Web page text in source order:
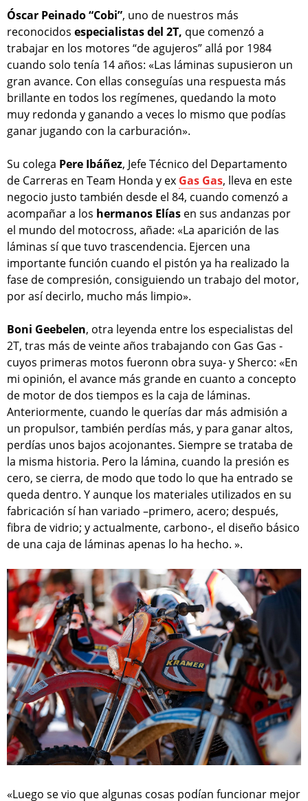
Óscar Peinado “Cobi”, uno de nuestros más
reconocidos especialistas del 2T, que comenzó a
trabajar en los motores “de agujeros” allá por 1984
cuando solo tenía 14 años: «Las láminas supusieron un
gran avance. Con ellas conseguías una respuesta más
brillante en todos los regímenes, quedando la moto
muy redonda y ganando a veces lo mismo que podías
ganar jugando con la carburación».
Su colega Pere Ibáñez, Jefe Técnico del Departamento
de Carreras en Team Honda y ex Gas Gas, lleva en este
negocio justo también desde el 84, cuando comenzó a
acompañar a los hermanos Elías en sus andanzas por
el mundo del motocross, añade: «La aparición de las
láminas sí que tuvo trascendencia. Ejercen una
importante función cuando el pistón ya ha realizado la
fase de compresión, consiguiendo un trabajo del motor,
por así decirlo, mucho más limpio».
Boni Geebelen, otra leyenda entre los especialistas del
2T, tras más de veinte años trabajando con Gas Gas -
cuyos primeras motos fueronn obra suya- y Sherco: «En
mi opinión, el avance más grande en cuanto a concepto
de motor de dos tiempos es la caja de láminas.
Anteriormente, cuando le querías dar más admisión a
un propulsor, también perdías más, y para ganar altos,
perdías unos bajos acojonantes. Siempre se trataba de
la misma historia. Pero la lámina, cuando la presión es
cero, se cierra, de modo que todo lo que ha entrado se
queda dentro. Y aunque los materiales utilizados en su
fabricación sí han variado –primero, acero; después,
fibra de vidrio; y actualmente, carbono-, el diseño básico
de una caja de láminas apenas lo ha hecho. ».
«Luego se vio que algunas cosas podían funcionar mejor